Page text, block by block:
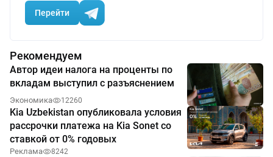
Перейти
Рекомендуем
Автор идеи налога на проценты по
вкладам выступил с разъяснением
Экономика 12260
Kia Uzbekistan опубликовала условия
рассрочки платежа на Kia Sonet со
ставкой от 0% годовых
Реклама 8242